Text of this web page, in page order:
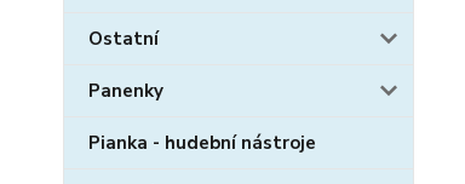
Ostatní
Panenky
Pianka - hudební nástroje